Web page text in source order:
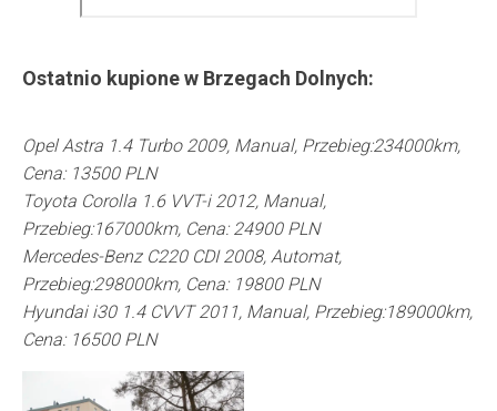
Ostatnio kupione w Brzegach Dolnych:
Opel Astra 1.4 Turbo 2009, Manual, Przebieg:234000km,
Cena: 13500 PLN
Toyota Corolla 1.6 VVT-i 2012, Manual,
Przebieg:167000km, Cena: 24900 PLN
Mercedes-Benz C220 CDI 2008, Automat,
Przebieg:298000km, Cena: 19800 PLN
Hyundai i30 1.4 CVVT 2011, Manual, Przebieg:189000km,
Cena: 16500 PLN